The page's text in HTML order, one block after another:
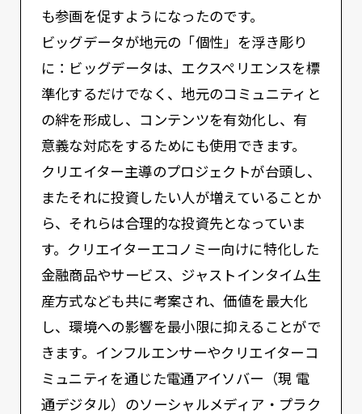
も参画を促すようになったのです。
ビッグデータが地元の「個性」を浮き彫り
に：ビッグデータは、エクスペリエンスを標
準化するだけでなく、地元のコミュニティと
の絆を形成し、コンテンツを有効化し、有
意義な対応をするためにも使用できます。
クリエイター主導のプロジェクトが台頭し、
またそれに投資したい人が増えていることか
ら、それらは合理的な投資先となっていま
す。クリエイターエコノミー向けに特化した
金融商品やサービス、ジャストインタイム生
産方式なども共に考案され、価値を最大化
し、環境への影響を最小限に抑えることがで
きます。インフルエンサーやクリエイターコ
ミュニティを通じた電通アイソバー（現 電
通デジタル）のソーシャルメディア・プラク